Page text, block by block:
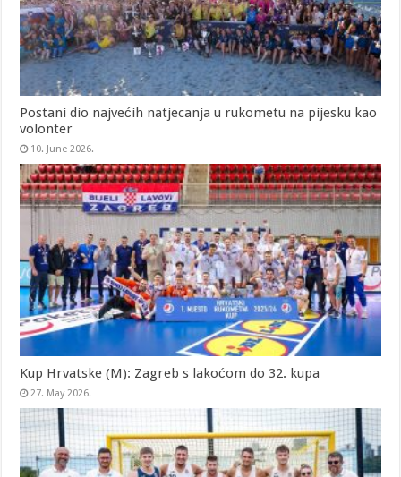
Postani dio najvećih natjecanja u rukometu na pijesku kao
volonter
10. June 2026.
Kup Hrvatske (M): Zagreb s lakoćom do 32. kupa
27. May 2026.